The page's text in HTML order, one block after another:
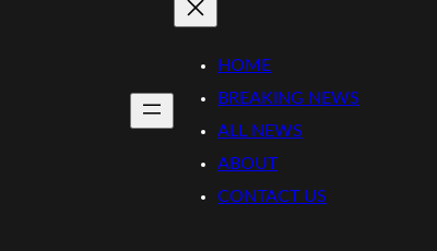
HOME
BREAKING NEWS
ALL NEWS
ABOUT
CONTACT US